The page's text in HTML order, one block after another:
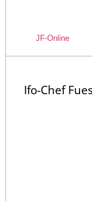
JF-Online
Ifo-Chef